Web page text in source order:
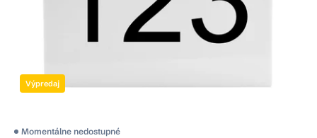
Výpredaj
Momentálne nedostupné